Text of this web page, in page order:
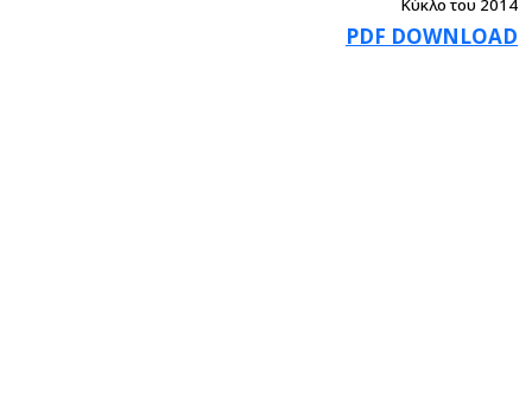
Κύκλο του 2014
PDF DOWNLOAD